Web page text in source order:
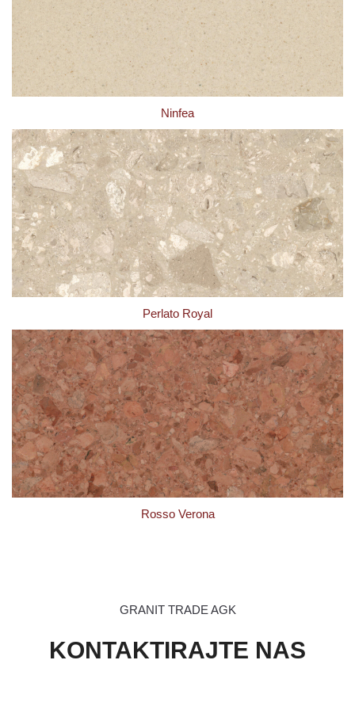
Ninfea
Perlato Royal
Rosso Verona
GRANIT TRADE AGK
KONTAKTIRAJTE NAS